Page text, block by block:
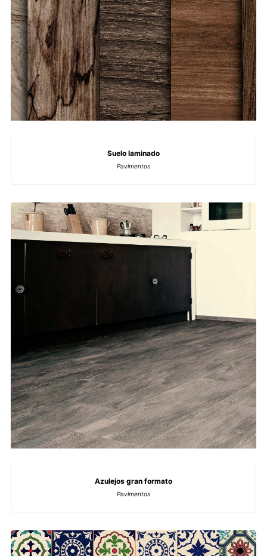
Suelo laminado
Pavimentos
Azulejos gran formato
Pavimentos